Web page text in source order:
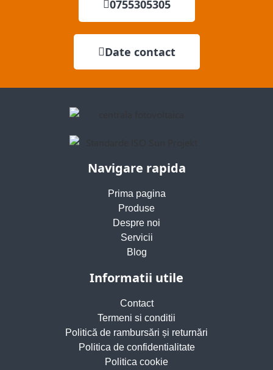
0755305305
Date contact
Navigare rapida
Prima pagina
Produse
Despre noi
Servicii
Blog
Informatii utile
Contact
Termeni si conditii
Politică de rambursări și returnări
Politica de confidentialitate
Politica cookie